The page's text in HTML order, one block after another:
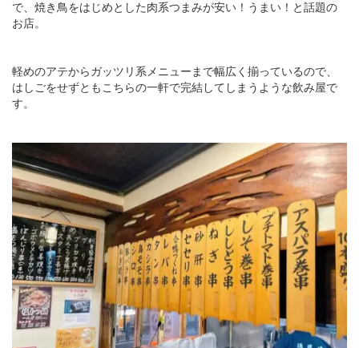
で、焼き鳥をはじめとした肉系つまみが安い！うまい！と話題の
お店。
軽めのアテからガッツリ系メニューまで幅広く揃っているので、
はしごをせずともこちらの一軒で完結してしまうような飲み屋で
す。